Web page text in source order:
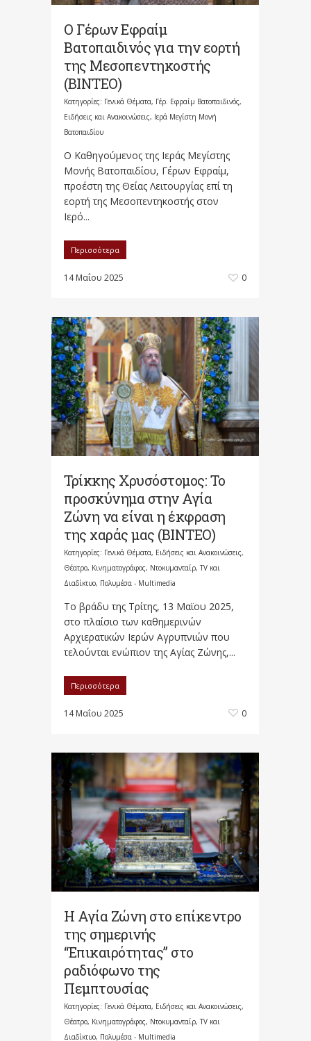
Ο Γέρων Εφραίμ
Βατοπαιδινός για την εορτή
της Μεσοπεντηκοστής
(ΒΙΝΤΕΟ)
Κατηγορίες: Γενικά Θέματα, Γέρ. Εφραίμ Βατοπαιδινός,
Ειδήσεις και Ανακοινώσεις, Ιερά Μεγίστη Μονή
Βατοπαιδίου
Ο Καθηγούμενος της Ιεράς Μεγίστης
Μονής Βατοπαιδίου, Γέρων Εφραίμ,
προέστη της Θείας Λειτουργίας επί τη
εορτή της Μεσοπεντηκοστής στον
Ιερό...
Περισσότερα
14 Μαΐου 2025 0
Τρίκκης Χρυσόστομος: Το
προσκύνημα στην Αγία
Ζώνη να είναι η έκφραση
της χαράς μας (ΒΙΝΤΕΟ)
Κατηγορίες: Γενικά Θέματα, Ειδήσεις και Ανακοινώσεις,
Θέατρο, Κινηματογράφος, Ντοκυμανταίρ, TV και
Διαδίκτυο, Πολυμέσα - Multimedia
Το βράδυ της Τρίτης, 13 Μαϊου 2025,
στο πλαίσιο των καθημερινών
Αρχιερατικών Ιερών Αγρυπνιών που
τελούνται ενώπιον της Αγίας Ζώνης,...
Περισσότερα
14 Μαΐου 2025 0
Η Αγία Ζώνη στο επίκεντρο
της σημερινής
“Επικαιρότητας” στο
ραδιόφωνο της
Πεμπτουσίας
Κατηγορίες: Γενικά Θέματα, Ειδήσεις και Ανακοινώσεις,
Θέατρο, Κινηματογράφος, Ντοκυμανταίρ, TV και
Διαδίκτυο, Πολυμέσα - Multimedia